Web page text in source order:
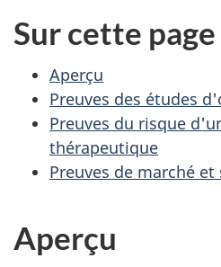
Sur cette page
Aperçu
Preuves des études
Preuves du risque
thérapeutique
Preuves de marché
Aperçu